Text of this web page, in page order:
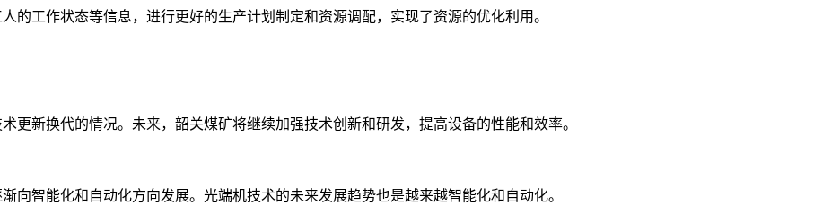
的工作状态等信息，进行更好的生产计划制定和资源调配，实现了资源的优化利用。
更新换代的情况。未来，韶关煤矿将继续加强技术创新和研发，提高设备的性能和效率。
向智能化和自动化方向发展。光端机技术的未来发展趋势也是越来越智能化和自动化。